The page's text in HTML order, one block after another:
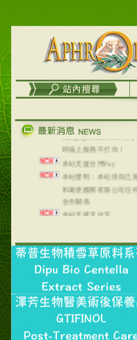
在外租屋者、居住處無管
理員、不方便在工作地
取件者，歡迎多多使用
【郵局i郵箱】的服務喔～
【i郵箱】設立的地點，
進入內頁連結～
Line@aphrodite2020 24小
時線上服務不打烊！
本站支援台灣Pay
本站聲明：本站目前已無
和葛堡國際有限公司任
合作關係
本站支援支付宝
2017年1月1日起，中国大